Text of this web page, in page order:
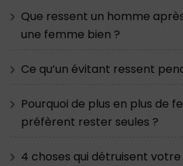
Que ressent un homme
une femme bien ?
Ce qu’un évitant ressent
Pourquoi de plus en plus de
préfèrent rester seules ?
4 choses qui détruisent votre